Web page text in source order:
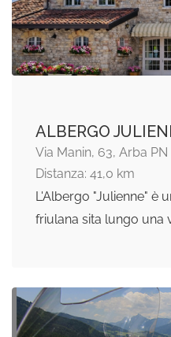
ALBERGO
Via Manin, 63, Arba PN
Distanza: 41,0 km
L'Albergo "Julienne" è
friulana sita lungo una